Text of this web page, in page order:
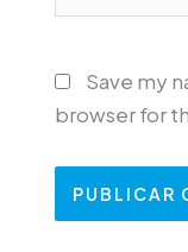
Save my
browser for